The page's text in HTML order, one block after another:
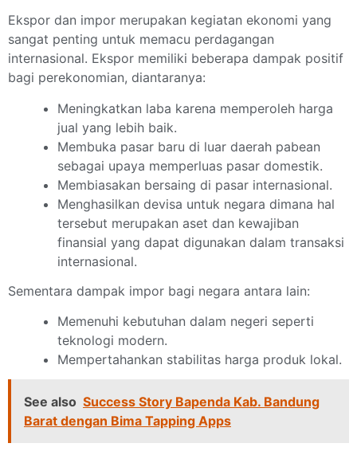
Ekspor dan impor merupakan kegiatan ekonomi yang
sangat penting untuk memacu perdagangan
internasional. Ekspor memiliki beberapa dampak positif
bagi perekonomian, diantaranya:
Meningkatkan laba karena memperoleh harga
jual yang lebih baik.
Membuka pasar baru di luar daerah pabean
sebagai upaya memperluas pasar domestik.
Membiasakan bersaing di pasar internasional.
Menghasilkan devisa untuk negara dimana hal
tersebut merupakan aset dan kewajiban
finansial yang dapat digunakan dalam transaksi
internasional.
Sementara dampak impor bagi negara antara lain:
Memenuhi kebutuhan dalam negeri seperti
teknologi modern.
Mempertahankan stabilitas harga produk lokal.
See also Success Story Bapenda Kab. Bandung
Barat dengan Bima Tapping Apps